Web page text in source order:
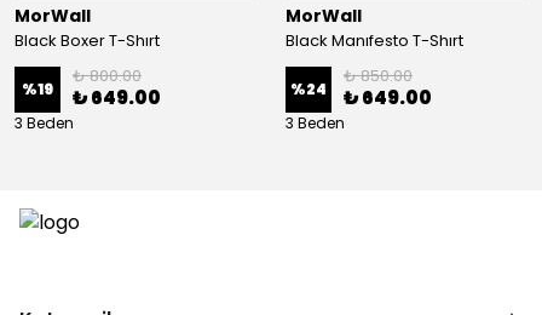
MorWall
Black Boxer T-Shırt
%19
₺ 800.00
₺ 649.00
3 Beden
MorWall
Black Manıfesto T-Shırt
%24
₺ 850.00
₺ 649.00
3 Beden